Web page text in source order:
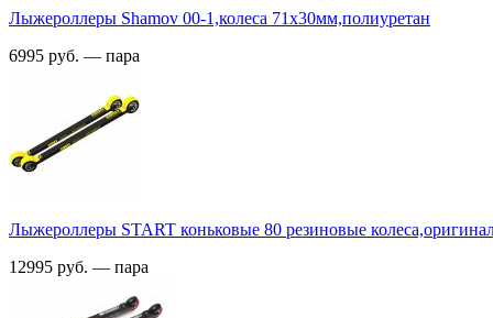
Лыжероллеры Shamov 00-1,колеса 71х30мм,полиуретан
6995 руб. — пара
Лыжероллеры START коньковые 80 резиновые
12995 руб. — пара